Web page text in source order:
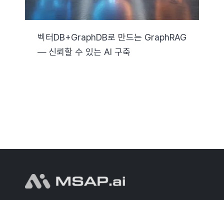
벡터DB+GraphDB로 만드는 GraphRAG
— 신뢰할 수 있는 AI 구축